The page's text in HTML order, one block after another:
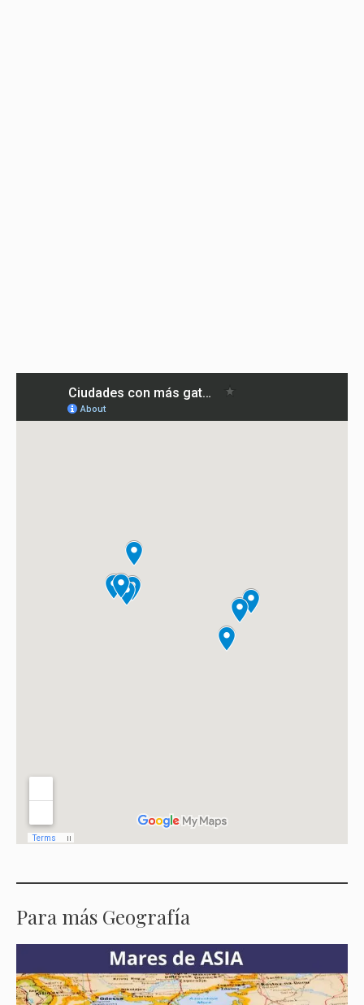
Para más Geografía